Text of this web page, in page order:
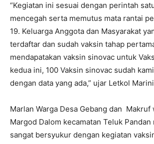
“Kegiatan ini sesuai dengan perintah
mencegah serta memutus mata rantai
19. Keluarga Anggota dan Masyarakat
terdaftar dan sudah vaksin tahap
mendapatakan vaksin sinovac untuk
kedua ini, 100 Vaksin sinovac sudah
dengan data yang ada,” ujar Letkol
Marlan Warga Desa Gebang dan Makruf
Margod Dalom kecamatan Teluk Pandan
sangat bersyukur dengan kegiatan